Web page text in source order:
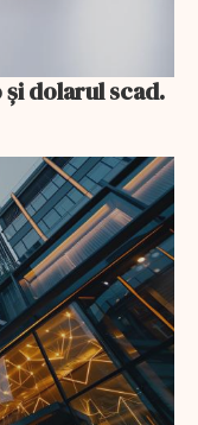
dolarul scad.